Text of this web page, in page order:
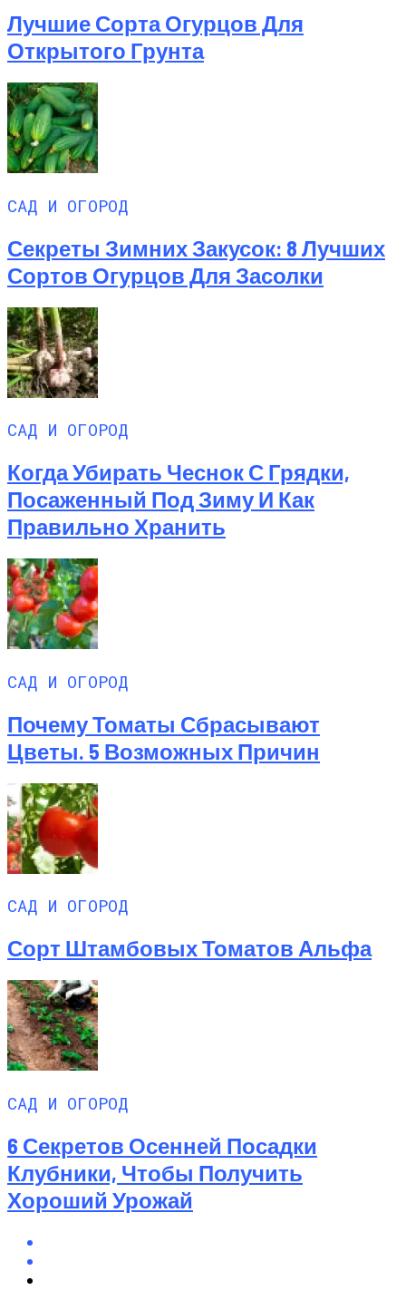
Лучшие Сорта Огурцов Для
Открытого Грунта
САД И ОГОРОД
Секреты Зимних Закусок: 8 Лучших
Сортов Огурцов Для Засолки
САД И ОГОРОД
Когда Убирать Чеснок С Грядки,
Посаженный Под Зиму И Как
Правильно Хранить
САД И ОГОРОД
Почему Томаты Сбрасывают
Цветы. 5 Возможных Причин
САД И ОГОРОД
Сорт Штамбовых Томатов Альфа
САД И ОГОРОД
6 Секретов Осенней Посадки
Клубники, Чтобы Получить
Хороший Урожай